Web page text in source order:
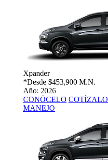
Xpander
*Desde $453,900 M.N.
Año: 2026
CONÓCELO COTÍZALO
MANEJO